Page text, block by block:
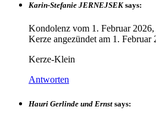
Karin-Stefanie JERNEJSEK says:
Kondolenz vom 1. Februar
Kerze angezündet am 1. Februar
Kerze-Klein
Antworten
Hauri Gerlinde und Ernst says: